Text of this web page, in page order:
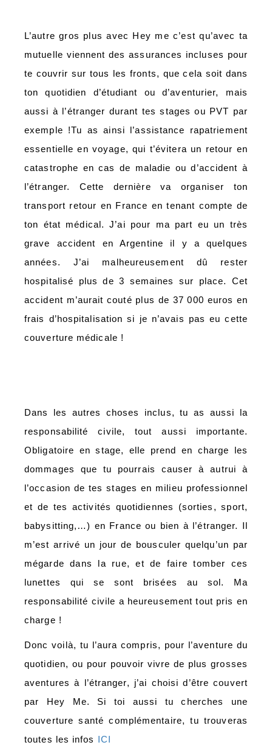
L’autre gros plus avec Hey me c’est qu’avec ta
mutuelle viennent des assurances incluses pour
te couvrir sur tous les fronts, que cela soit dans
ton quotidien d’étudiant ou d’aventurier, mais
aussi à l’étranger durant tes stages ou PVT par
exemple !Tu as ainsi l’assistance rapatriement
essentielle en voyage, qui t’évitera un retour en
catastrophe en cas de maladie ou d’accident à
l’étranger. Cette dernière va organiser ton
transport retour en France en tenant compte de
ton état médical. J’ai pour ma part eu un très
grave accident en Argentine il y a quelques
années. J’ai malheureusement dû rester
hospitalisé plus de 3 semaines sur place. Cet
accident m’aurait couté plus de 37 000 euros en
frais d’hospitalisation si je n’avais pas eu cette
couverture médicale !
Dans les autres choses inclus, tu as aussi la
responsabilité civile, tout aussi importante.
Obligatoire en stage, elle prend en charge les
dommages que tu pourrais causer à autrui à
l’occasion de tes stages en milieu professionnel
et de tes activités quotidiennes (sorties, sport,
babysitting,…) en France ou bien à l’étranger. Il
m’est arrivé un jour de bousculer quelqu’un par
mégarde dans la rue, et de faire tomber ces
lunettes qui se sont brisées au sol. Ma
responsabilité civile a heureusement tout pris en
charge !
Donc voilà, tu l’aura compris, pour l’aventure du
quotidien, ou pour pouvoir vivre de plus grosses
aventures à l’étranger, j’ai choisi d’être couvert
par Hey Me. Si toi aussi tu cherches une
couverture santé complémentaire, tu trouveras
toutes les infos ICI